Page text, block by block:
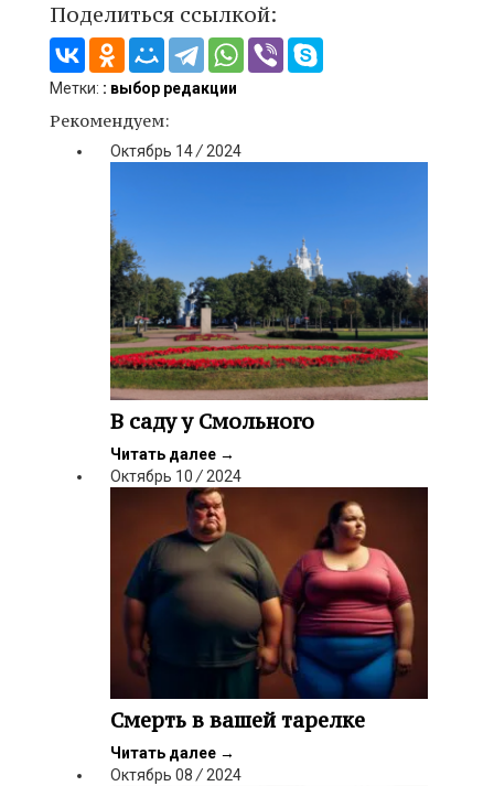
Поделиться ссылкой:
Метки: : выбор редакции
Рекомендуем:
Октябрь 14/2024
В саду у Смольного
Читать далее →
Октябрь 10/2024
Смерть в вашей тарелке
Читать далее →
Октябрь 08/2024